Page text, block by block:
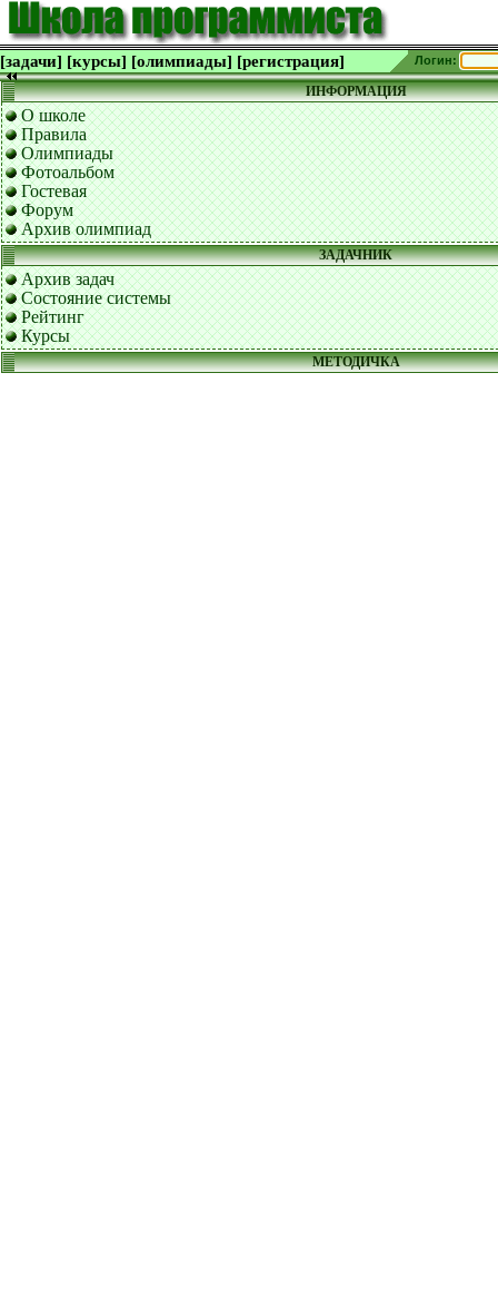
[задачи] [курсы] [олимпиады] [регистрация] Логин:
ИНФОРМАЦИЯ
О школе
Правила
Олимпиады
Фотоальбом
Гостевая
Форум
Архив олимпиад
ЗАДАЧНИК
Архив задач
Состояние системы
Рейтинг
Курсы
МЕТОДИЧКА